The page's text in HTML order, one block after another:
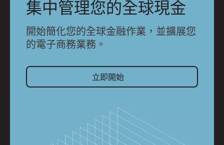
集中管理您的全球現金
開始簡化您的全球金融作業，並擴展您
的電子商務業務。
立即開始
立即開始